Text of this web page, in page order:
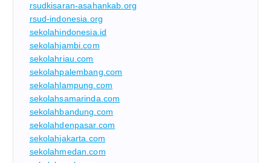
rsudkisaran-asahankab.org
rsud-indonesia.org
sekolahindonesia.id
sekolahjambi.com
sekolahriau.com
sekolahpalembang.com
sekolahlampung.com
sekolahsamarinda.com
sekolahbandung.com
sekolahdenpasar.com
sekolahjakarta.com
sekolahmedan.com